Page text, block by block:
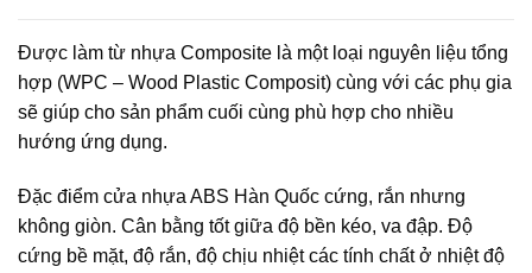
Được làm từ nhựa Composite là một loại nguyên liệu tổng
hợp (WPC – Wood Plastic Composit) cùng với các phụ gia
sẽ giúp cho sản phẩm cuối cùng phù hợp cho nhiều
hướng ứng dụng.
Đặc điểm cửa nhựa ABS Hàn Quốc cứng, rắn nhưng
không giòn. Cân bằng tốt giữa độ bền kéo, va đập. Độ
cứng bề mặt, độ rắn, độ chịu nhiệt các tính chất ở nhiệt độ